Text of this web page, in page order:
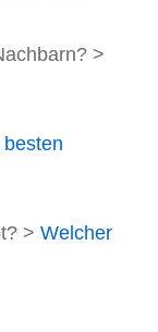
>
besten
> Welcher